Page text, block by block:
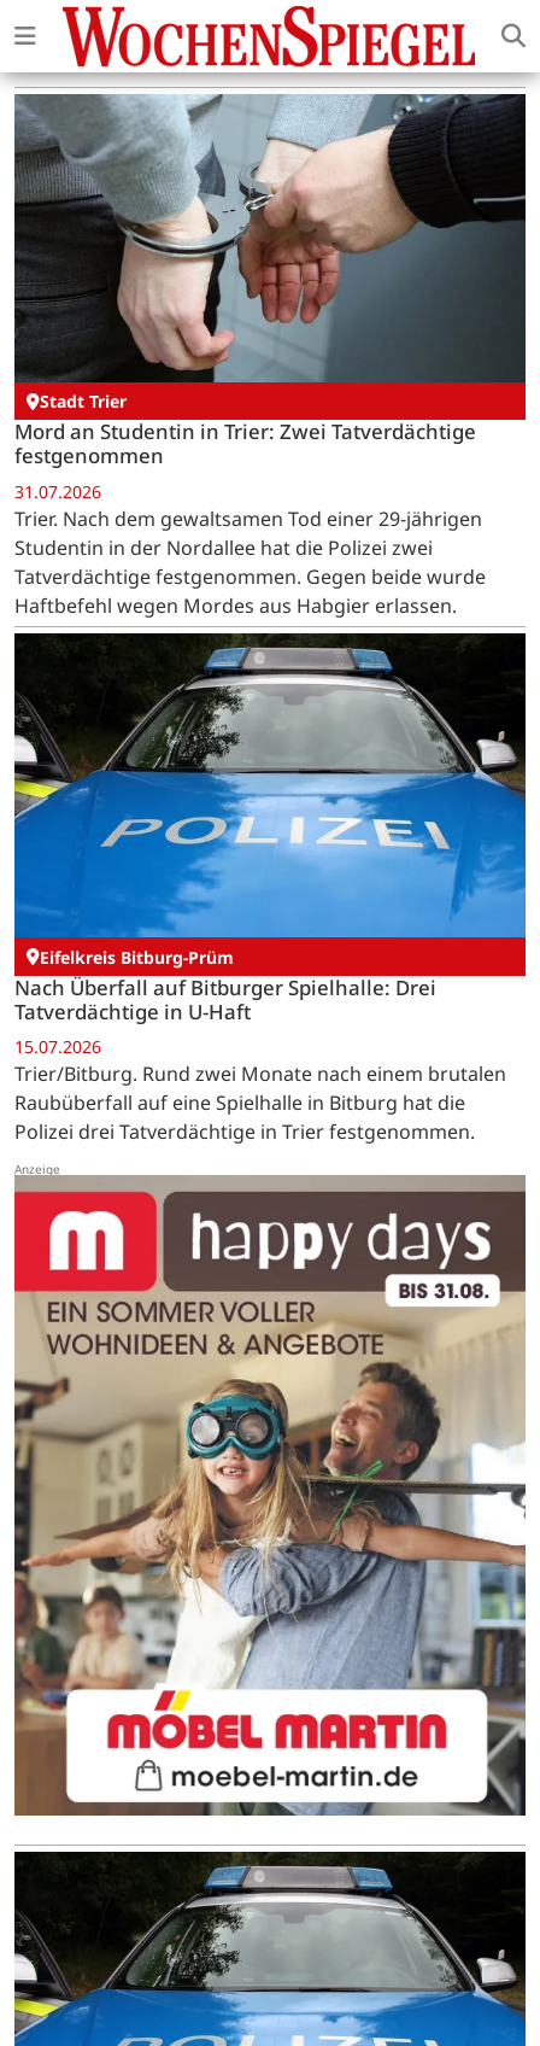
Stadt Trier
Mord an Studentin in Trier: Zwei Tatverdächtige
festgenommen
31.07.2026
Trier. Nach dem gewaltsamen Tod einer 29-jährigen
Studentin in der Nordallee hat die Polizei zwei
Tatverdächtige festgenommen. Gegen beide wurde
Haftbefehl wegen Mordes aus Habgier erlassen.
Eifelkreis Bitburg-Prüm
Nach Überfall auf Bitburger Spielhalle: Drei
Tatverdächtige in U-Haft
15.07.2026
Trier/Bitburg. Rund zwei Monate nach einem brutalen
Raubüberfall auf eine Spielhalle in Bitburg hat die
Polizei drei Tatverdächtige in Trier festgenommen.